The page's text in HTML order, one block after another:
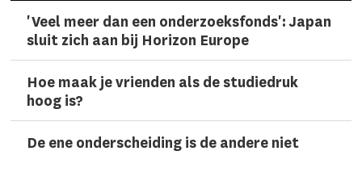
'Veel meer dan een onderzoeks­fonds': Japan
sluit zich aan bij Horizon Europe
Hoe maak je vrienden als de studiedruk
hoog is?
De ene onderscheiding is de andere niet